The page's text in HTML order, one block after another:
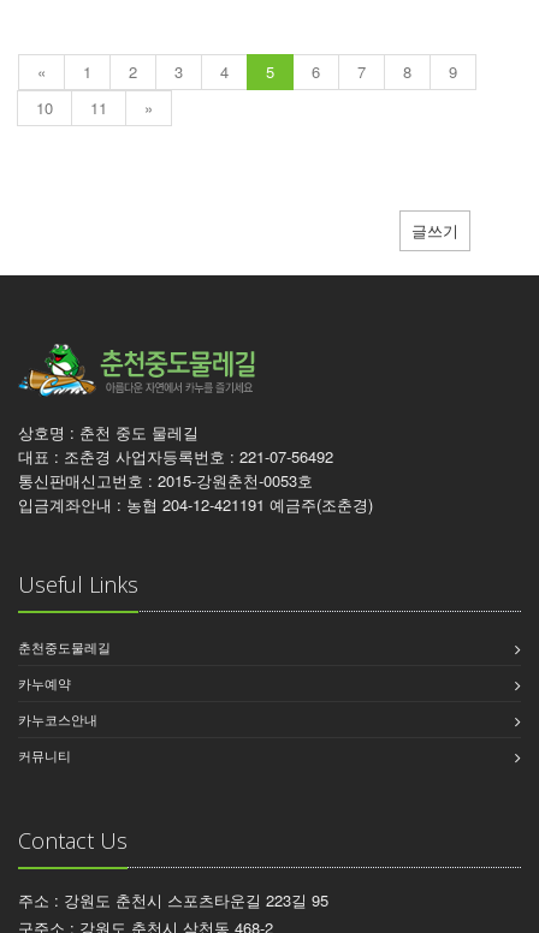
« 1 2 3 4 5 6 7 8
9
10
11 »
글쓰기
상호명 : 춘천 중도 물레길
대표 : 조춘경 사업자등록번호 : 221-07-56492
통신판매신고번호 : 2015-강원춘천-0053호
입금계좌안내 : 농협 204-12-421191 예금주(조춘경)
Useful Links
춘천중도물레길
카누예약
카누코스안내
커뮤니티
Contact Us
주소 : 강원도 춘천시 스포츠타운길 223길 95
구주소 : 강원도 춘천시 삼천동 468-2